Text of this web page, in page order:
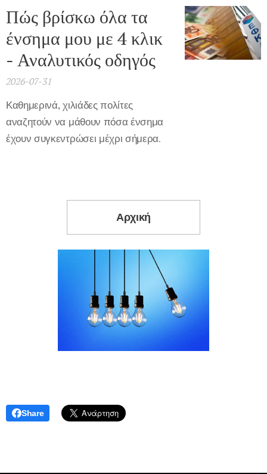
Πώς βρίσκω όλα τα
ένσημα μου με 4 κλικ
- Αναλυτικός οδηγός
2026-07-31
Καθημερινά, χιλιάδες πολίτες
αναζητούν να μάθουν πόσα ένσημα
έχουν συγκεντρώσει μέχρι σήμερα.
Αρχική
Share